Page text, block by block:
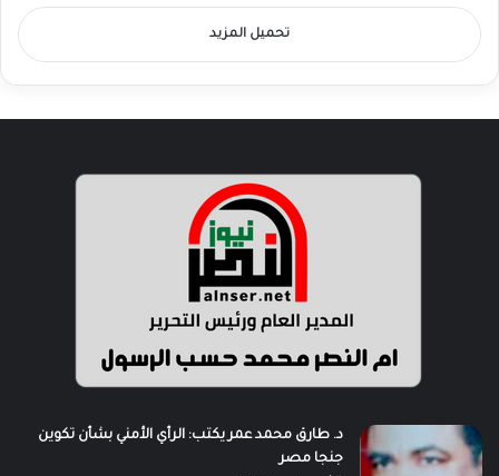
تحميل المزيد
د. طارق محمد عمر يكتب: الرأي الأمني بشأن تكوين
جنجا مصر